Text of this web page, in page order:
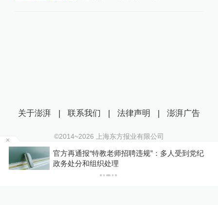
官方再通报“特教老师招聘违规”：多人受到党纪
政务处分和组织处理
关于澎湃 | 联系我们 | 法律声明 | 澎湃广告
©2014~2026 上海东方报业有限公司
沪ICP证：沪B2-20170116 | 沪ICP备14003370号
互联网新闻信息服务许可证：31120170006
沪公网安备 31010602000299号